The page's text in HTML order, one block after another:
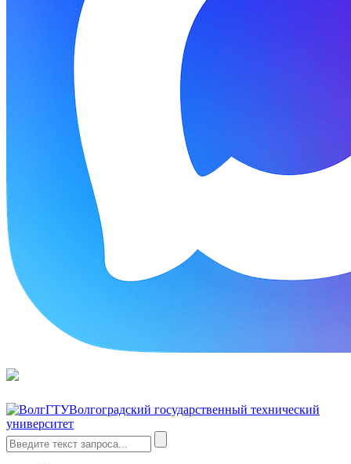
Волгоградский государственный технический
университет